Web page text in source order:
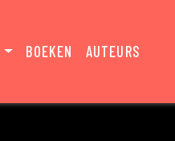
BOEKEN AUTEURS